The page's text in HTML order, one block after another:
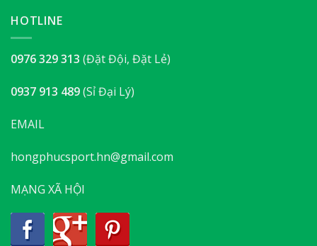
HOTLINE
0976 329 313 (Đặt Đội, Đặt Lẻ)
0937 913 489(Sỉ Đại Lý)
EMAIL
hongphucsport.hn@gmail.com
MẠNG XÃ HỘI